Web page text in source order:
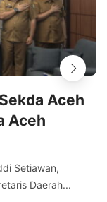
Aceh
Aceh
Setiawan,
Daerah...